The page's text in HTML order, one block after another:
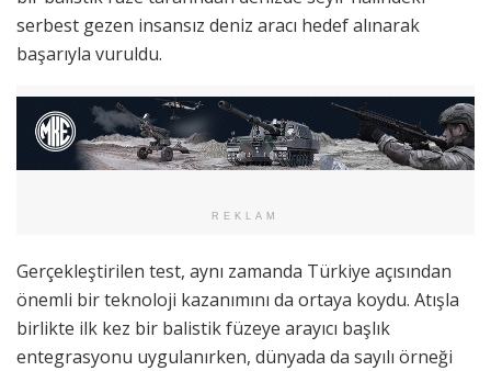
serbest gezen insansız deniz aracı hedef alınarak
başarıyla vuruldu.
REKLAM
Gerçekleştirilen test, aynı zamanda Türkiye açısından
önemli bir teknoloji kazanımını da ortaya koydu. Atışla
birlikte ilk kez bir balistik füzeye arayıcı başlık
entegrasyonu uygulanırken, dünyada da sayılı örneği